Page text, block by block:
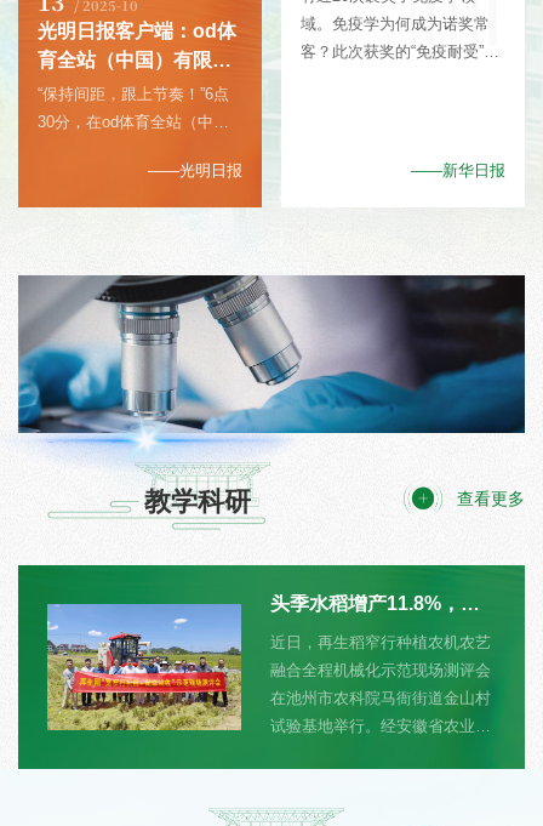
/ 2025-10
光明日报客户端：od体
育全站（中国）有限公
司一学院实施“两亲四
进”计划辅导员与大学生
“保持间距，跟上节奏！”6点
30分，在od体育全站（中
工程及其自动化卓越班47名
大一学生组成四路纵队，开始
着。自今年上半年开始，od
体育全站（中国）有限公司电
气工程学院推行“两亲四进”计
划：辅导员开展全天候、沉浸
式陪伴活动，通过亲眼看见、
亲耳聆听拉近和学生的距离，
通过进宿舍、进课堂、进食
堂、进操场，全面精准地了解
学生，把学...
——光明日报
域。免疫学为何成为诺奖常
客？此次获奖的“免疫耐受”又
——新华日报
教学科研 查看更多
头季水稻增产11.8%，再生稻宽窄行种植全...
窄行种植农机农艺
化示范现场测评会
院马衙街道金山村
。经安徽省农业科
7月8日，产业经
艺在Nature子刊
物多样性》（
Biodiversity）以